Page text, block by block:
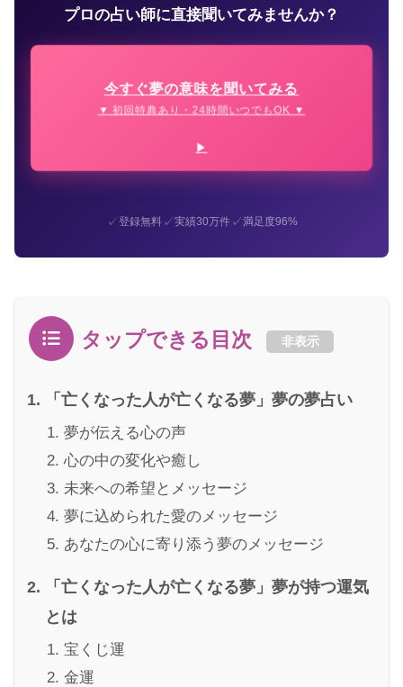
プロの占い師に直接聞いてみませんか？
今すぐ夢の意味を聞いてみる
▼ 初回特典あり・24時間いつでもOK ▼
✓登録無料✓実績30万件✓満足度96%
タップできる目次 非表示
「亡くなった人が亡くなる夢」夢の夢占い
夢が伝える心の声
心の中の変化や癒し
未来への希望とメッセージ
夢に込められた愛のメッセージ
あなたの心に寄り添う夢のメッセージ
「亡くなった人が亡くなる夢」夢が持つ運気
とは
宝くじ運
金運